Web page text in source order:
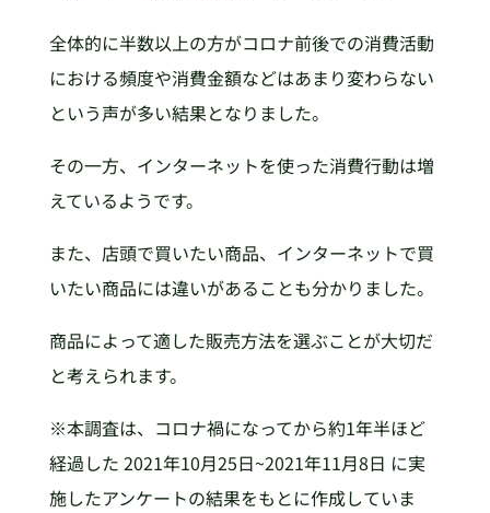
全体的に半数以上の方がコロナ前後での消費活動
における頻度や消費金額などはあまり変わらない
という声が多い結果となりました。
その一方、インターネットを使った消費行動は増
えているようです。
また、店頭で買いたい商品、インターネットで買
いたい商品には違いがあることも分かりました。
商品によって適した販売方法を選ぶことが大切だ
と考えられます。
※本調査は、コロナ禍になってから約1年半ほど
経過した 2021年10月25日~2021年11月8日 に実
施したアンケートの結果をもとに作成していま